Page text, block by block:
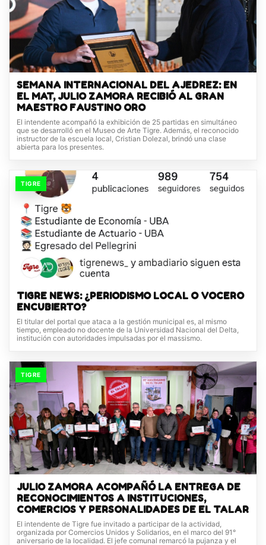
SEMANA INTERNACIONAL DEL AJEDREZ: EN
EL MAT, JULIO ZAMORA RECIBIÓ AL GRAN
MAESTRO FAUSTINO ORO
El intendente acompañó la exhibición de 25 partidas en simultáneo
que se desarrolló en el Museo de Arte Tigre. Además, el reconocido
instructor de la escuela local, Cristian Dolezal, brindó una clase
abierta para los presentes.
TIGRE
TIGRE NEWS: ¿PERIODISMO LOCAL O VOCERO
ENCUBIERTO?
El titular del portal que ataca a la gestión municipal es, al mismo
tiempo, empleado no docente de la Universidad Nacional del Delta,
institución con autoridades impulsadas por el massismo.
TIGRE
JULIO ZAMORA ACOMPAÑÓ LA ENTREGA DE
RECONOCIMIENTOS A INSTITUCIONES,
COMERCIOS Y PERSONALIDADES DE EL TALAR
El intendente de Tigre fue invitado a participar de la actividad,
organizada por Comercios Unidos y Solidarios, en el marco del 91°
aniversario de la localidad. El jefe comunal remarcó la pujanza y el